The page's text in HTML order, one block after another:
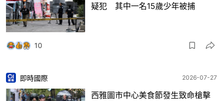
疑犯 其中一名15歲少年被捕
10
即時國際 2026-07-27
西雅圖市中心美食節發生致命槍擊